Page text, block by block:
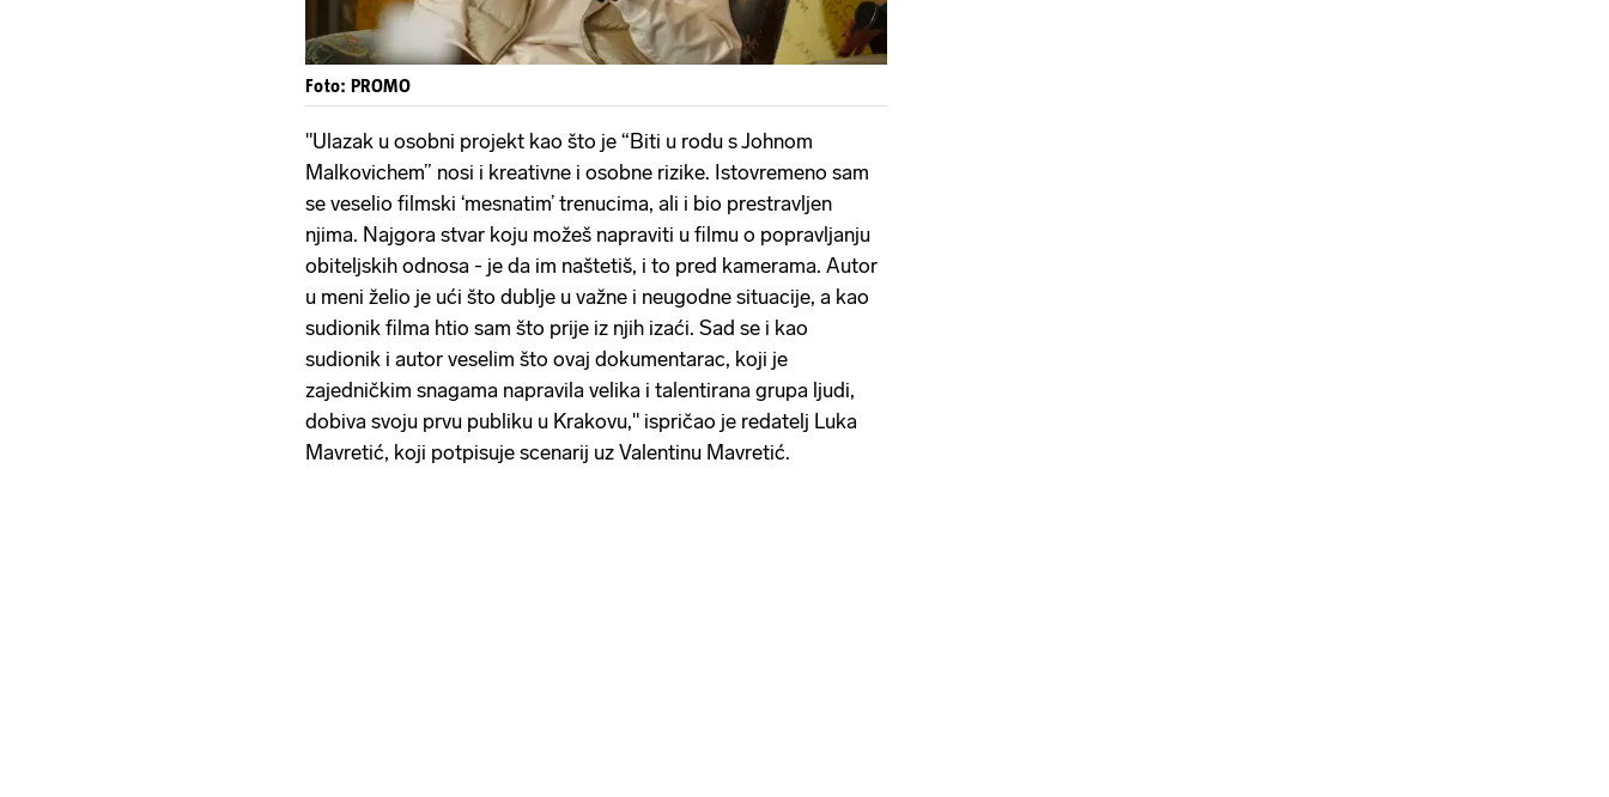
Foto: PROMO
"Ulazak u osobni projekt kao što je “Biti u rodu s Johnom
Malkovichem” nosi i kreativne i osobne rizike. Istovremeno sam
se veselio filmski ‘mesnatim’ trenucima, ali i bio prestravljen
njima. Najgora stvar koju možeš napraviti u filmu o popravljanju
obiteljskih odnosa - je da im naštetiš, i to pred kamerama. Autor
u meni želio je ući što dublje u važne i neugodne situacije, a kao
sudionik filma htio sam što prije iz njih izaći. Sad se i kao
sudionik i autor veselim što ovaj dokumentarac, koji je
zajedničkim snagama napravila velika i talentirana grupa ljudi,
dobiva svoju prvu publiku u Krakovu," ispričao je redatelj Luka
Mavretić, koji potpisuje scenarij uz Valentinu Mavretić.